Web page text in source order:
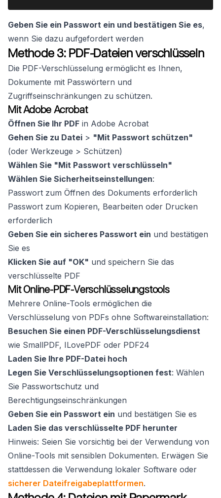
Geben Sie ein Passwort ein und bestätigen Sie es,
wenn Sie dazu aufgefordert werden
Methode 3: PDF-Dateien verschlüsseln
Die PDF-Verschlüsselung ermöglicht es Ihnen,
Dokumente mit Passwörtern und
Zugriffseinschränkungen zu schützen.
Mit Adobe Acrobat
Öffnen Sie Ihr PDF in Adobe Acrobat
Gehen Sie zu Datei > "Mit Passwort schützen"
(oder Werkzeuge > Schützen)
Wählen Sie "Mit Passwort verschlüsseln"
Wählen Sie Sicherheitseinstellungen:
Passwort zum Öffnen des Dokuments erforderlich
Passwort zum Kopieren, Bearbeiten oder Drucken
erforderlich
Geben Sie ein sicheres Passwort ein und bestätigen
Sie es
Klicken Sie auf "OK" und speichern Sie das
verschlüsselte PDF
Mit Online-PDF-Verschlüsselungstools
Mehrere Online-Tools ermöglichen die
Verschlüsselung von PDFs ohne Softwareinstallation:
Besuchen Sie einen PDF-Verschlüsselungsdienst
wie SmallPDF, ILovePDF oder PDF24
Laden Sie Ihre PDF-Datei hoch
Legen Sie Verschlüsselungsoptionen fest: Wählen
Sie Passwortschutz und
Berechtigungseinschränkungen
Geben Sie ein Passwort ein und bestätigen Sie es
Laden Sie das verschlüsselte PDF herunter
Hinweis: Seien Sie vorsichtig bei der Verwendung von
Online-Tools mit sensiblen Dokumenten. Erwägen Sie
stattdessen die Verwendung lokaler Software oder
sicherer Dateifreigabeplattformen.